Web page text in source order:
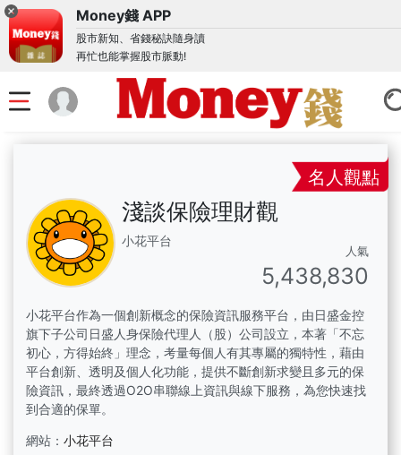
Money錢 APP
股市新知、省錢秘訣隨身讀
再忙也能掌握股市脈動!
名人觀點
淺談保險理財觀
小花平台
人氣
5,438,830
小花平台作為一個創新概念的保險資訊服務平台，由日盛金控
旗下子公司日盛人身保險代理人（股）公司設立，本著「不忘
初心，方得始終」理念，考量每個人有其專屬的獨特性，藉由
平台創新、透明及個人化功能，提供不斷創新求變且多元的保
險資訊，最終透過O2O串聯線上資訊與線下服務，為您快速找
到合適的保單。
網站： 小花平台